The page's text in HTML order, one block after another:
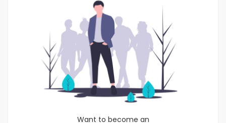
Want to become an